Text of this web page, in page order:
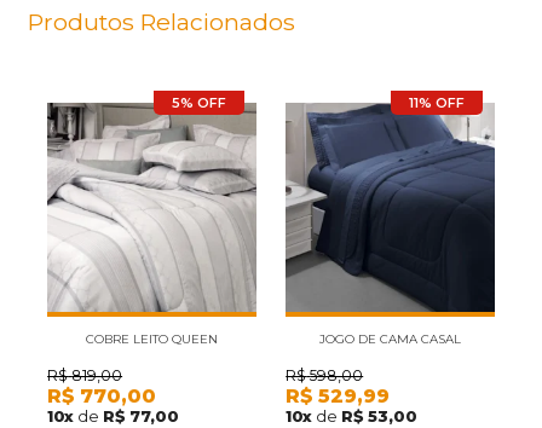
Produtos Relacionados
5% OFF
COBRE LEITO QUEEN
KACYUMARA SATINÉE KOSS 300
FIOS 3 PEÇAS
R$ 819,00
R$ 770,00
10x de R$ 77,00
11% OFF
JOGO DE CAMA CASAL
KACYUMARA SATINÉE AZUL
MARINHO 4 PEÇAS 300 FIOS
R$ 598,00
R$ 529,99
10x de R$ 53,00